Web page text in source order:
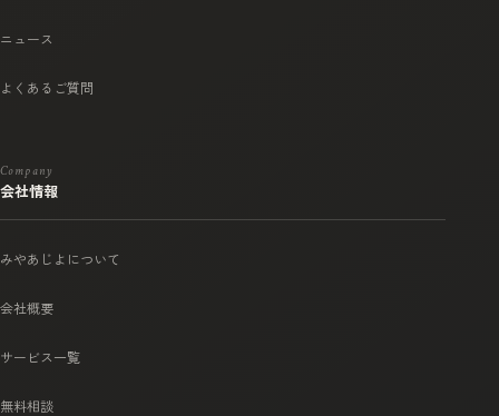
ニュース
よくあるご質問
Company
会社情報
みやあじよについて
会社概要
サービス一覧
無料相談